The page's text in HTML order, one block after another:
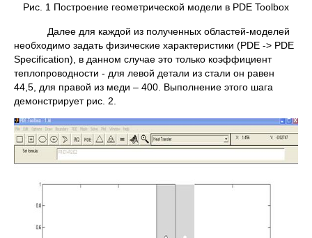
Рис. 1 Построение геометрической модели в PDE Toolbox
Далее для каждой из полученных областей-моделей
необходимо задать физические характеристики (PDE -> PDE
Specification), в данном случае это только коэффициент
теплопроводности - для левой детали из стали он равен
44,5, для правой из меди – 400. Выполнение этого шага
демонстрирует рис. 2.